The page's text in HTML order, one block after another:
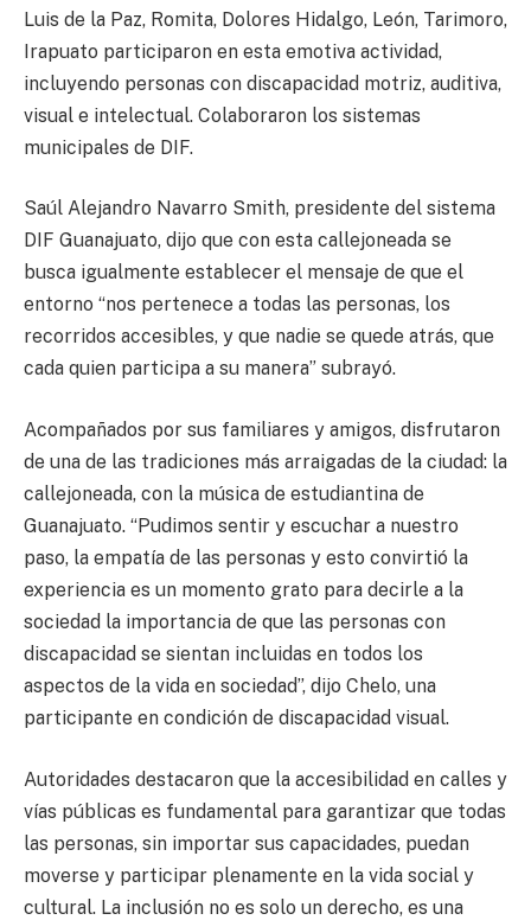
Luis de la Paz, Romita, Dolores Hidalgo, León, Tarimoro,
Irapuato participaron en esta emotiva actividad,
incluyendo personas con discapacidad motriz, auditiva,
visual e intelectual. Colaboraron los sistemas
municipales de DIF.
Saúl Alejandro Navarro Smith, presidente del sistema
DIF Guanajuato, dijo que con esta callejoneada se
busca igualmente establecer el mensaje de que el
entorno “nos pertenece a todas las personas, los
recorridos accesibles, y que nadie se quede atrás, que
cada quien participa a su manera” subrayó.
Acompañados por sus familiares y amigos, disfrutaron
de una de las tradiciones más arraigadas de la ciudad: la
callejoneada, con la música de estudiantina de
Guanajuato. “Pudimos sentir y escuchar a nuestro
paso, la empatía de las personas y esto convirtió la
experiencia es un momento grato para decirle a la
sociedad la importancia de que las personas con
discapacidad se sientan incluidas en todos los
aspectos de la vida en sociedad”, dijo Chelo, una
participante en condición de discapacidad visual.
Autoridades destacaron que la accesibilidad en calles y
vías públicas es fundamental para garantizar que todas
las personas, sin importar sus capacidades, puedan
moverse y participar plenamente en la vida social y
cultural. La inclusión no es solo un derecho, es una